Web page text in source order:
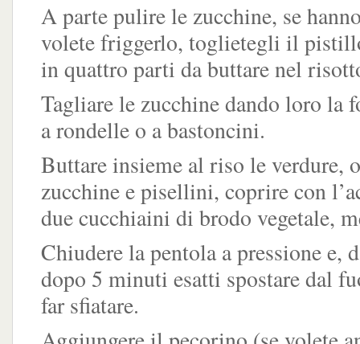
A parte pulire le zucchine, se
volete friggerlo, toglietegli il
in quattro parti da buttare nel
Tagliare le zucchine dando loro la
a rondelle o a bastoncini.
Buttare insieme al riso le verdure,
zucchine e pisellini, coprire con
due cucchiaini di brodo vegetale,
Chiudere la pentola a pressione e,
dopo 5 minuti esatti spostare dal
far sfiatare.